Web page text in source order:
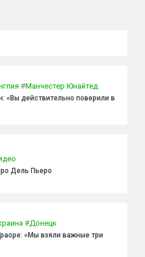
#Манчестер Юнайтед
«Вы действительно поверили в
Дель Пьеро
#Донецк
«Мы взяли важные три